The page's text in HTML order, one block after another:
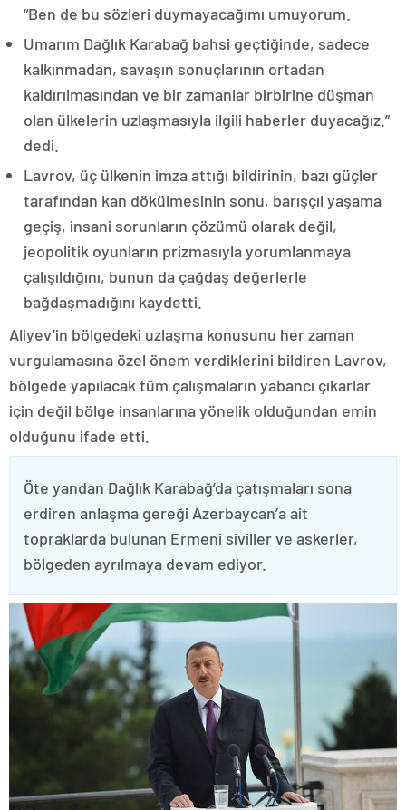
“Ben de bu sözleri duymayacağımı umuyorum.
Umarım Dağlık Karabağ bahsi geçtiğinde, sadece
kalkınmadan, savaşın sonuçlarının ortadan
kaldırılmasından ve bir zamanlar birbirine düşman
olan ülkelerin uzlaşmasıyla ilgili haberler duyacağız.”
dedi.
Lavrov, üç ülkenin imza attığı bildirinin, bazı güçler
tarafından kan dökülmesinin sonu, barışçıl yaşama
geçiş, insani sorunların çözümü olarak değil,
jeopolitik oyunların prizmasıyla yorumlanmaya
çalışıldığını, bunun da çağdaş değerlerle
bağdaşmadığını kaydetti.
Aliyev’in bölgedeki uzlaşma konusunu her zaman
vurgulamasına özel önem verdiklerini bildiren Lavrov,
bölgede yapılacak tüm çalışmaların yabancı çıkarlar
için değil bölge insanlarına yönelik olduğundan emin
olduğunu ifade etti.
Öte yandan Dağlık Karabağ’da çatışmaları sona
erdiren anlaşma gereği Azerbaycan’a ait
topraklarda bulunan Ermeni siviller ve askerler,
bölgeden ayrılmaya devam ediyor.